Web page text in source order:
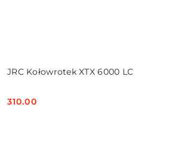
JRC Kołowrotek XTX 6000 LC
Cena:
310.00